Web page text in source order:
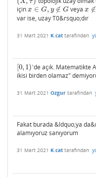
için x ∈ G, y ∉ G
x∈G ,y∉ G veyax ∉
x∉G
var ise, uzay T0&rsquo;dır
31 Mart 2021 K.cat tarafından
[0, 1)
0, 1) 'de açık. Matematikte
ikisi birden olamaz"
31 Mart 2021 Ozgur tarafından
Fakat burada &ldquo;ya
alamıyoruz sanıyorum
31 Mart 2021 K.cat tarafından